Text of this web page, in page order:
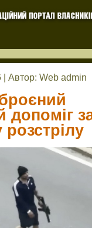
Автор: Web admin
допоміг